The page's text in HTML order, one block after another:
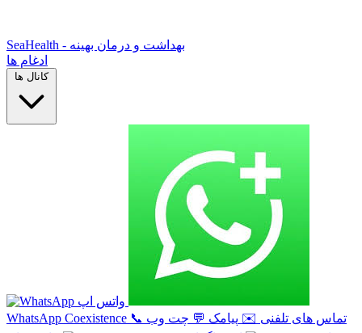
SeaHealth - بهداشت و درمان بهینه
ادغام ها
کانال ها
واتس اپ
WhatsApp Coexistence 📞 تماس های تلفنی ✉️ پیامک 💬 چت وب